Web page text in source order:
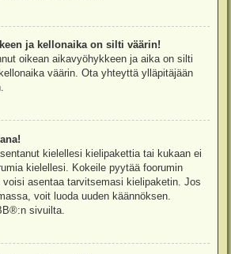
ja kellonaika on silti väärin!
oikean aikavyöhykkeen ja aika on silti
väärin. Ota yhteyttä ylläpitäjään
kielellesi kielipakettia tai kukaan ei
kielellesi. Kokeile pyytää foorumin
asentaa tarvitsemasi kielipaketin. Jos
voit luoda uuden käännöksen.
®:n sivuilta.